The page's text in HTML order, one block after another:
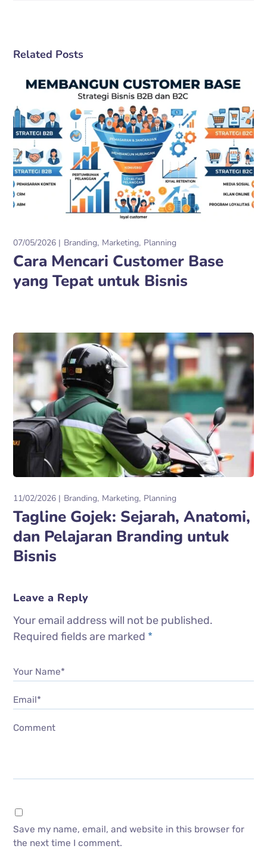
Related Posts
07/05/2026 Branding Marketing Planning
Cara Mencari Customer Base
yang Tepat untuk Bisnis
11/02/2026 Branding Marketing Planning
Tagline Gojek: Sejarah, Anatomi,
dan Pelajaran Branding untuk
Bisnis
Leave a Reply
Your email address will not be published.
Required fields are marked *
Your Name*
Email*
Comment
Save my name, email, and website in this browser for
the next time I comment.